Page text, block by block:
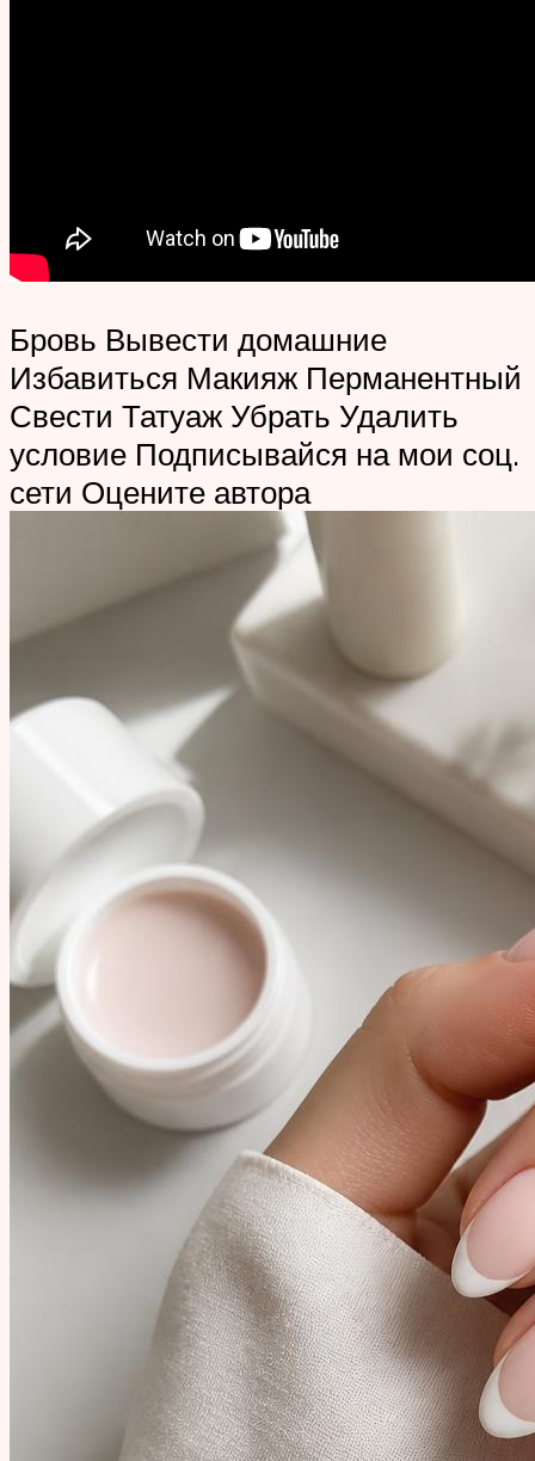
Бровь Вывести домашние
Избавиться Макияж Перманентный
Свести Татуаж Убрать Удалить
условие Подписывайся на мои соц.
сети Оцените автора